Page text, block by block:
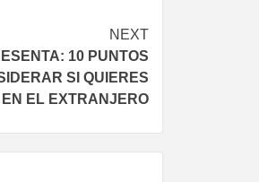
NEXT
10 PUNTOS
SI QUIERES
EL EXTRANJERO